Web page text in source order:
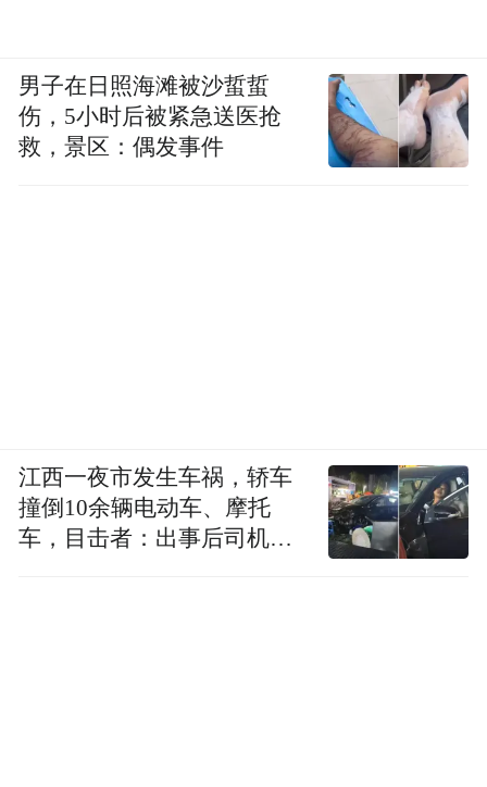
男子在日照海滩被沙蜇蜇
伤，5小时后被紧急送医抢
救，景区：偶发事件
江西一夜市发生车祸，轿车
撞倒10余辆电动车、摩托
车，目击者：出事后司机一